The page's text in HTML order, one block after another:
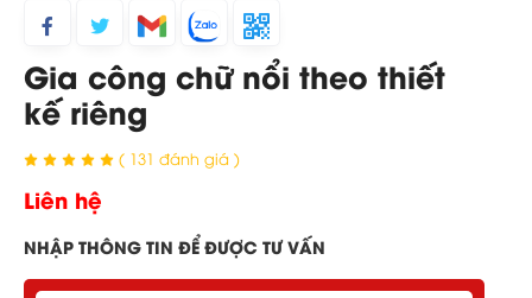
Gia công chữ nổi theo thiết
kế riêng
( 131 đánh giá )
Liên hệ
NHẬP THÔNG TIN ĐỂ ĐƯỢC TƯ VẤN